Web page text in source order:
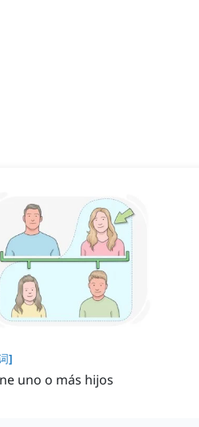
]
uno o más hijos